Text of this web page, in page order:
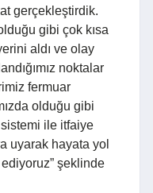
gerçekleştirdik.
gibi çok kısa
aldı ve olay
noktalar
fermuar
olduğu gibi
ile itfaiye
uyarak hayata yol
şeklinde